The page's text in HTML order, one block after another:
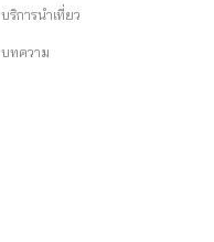
บริการนำเที่ยว
บทความ